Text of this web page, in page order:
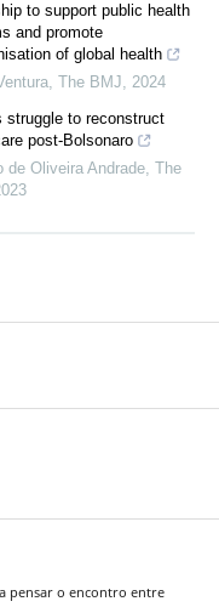
to support public health
and promote
of global health
, The BMJ, 2024
struggle to reconstruct
post-Bolsonaro
de Oliveira Andrade, The
pensar o encontro entre